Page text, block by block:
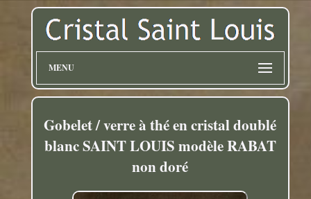
MENU
Gobelet / verre à thé en cristal doublé
blanc SAINT LOUIS modèle RABAT
non doré